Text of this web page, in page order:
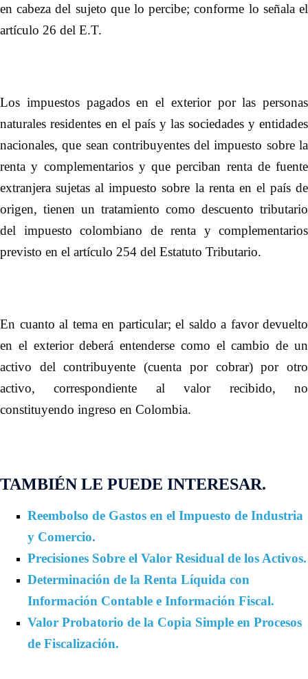
en cabeza del sujeto que lo percibe; conforme lo señala el
artículo 26 del E.T.
Los impuestos pagados en el exterior por las personas
naturales residentes en el país y las sociedades y entidades
nacionales, que sean contribuyentes del impuesto sobre la
renta y complementarios y que perciban renta de fuente
extranjera sujetas al impuesto sobre la renta en el país de
origen, tienen un tratamiento como descuento tributario
del impuesto colombiano de renta y complementarios
previsto en el artículo 254 del Estatuto Tributario.
En cuanto al tema en particular; el saldo a favor devuelto
en el exterior deberá entenderse como el cambio de un
activo del contribuyente (cuenta por cobrar) por otro
activo, correspondiente al valor recibido, no
constituyendo ingreso en Colombia.
TAMBIÉN LE PUEDE INTERESAR.
Reembolso de Gastos en el Impuesto de Industria
y Comercio.
Precisiones Sobre el Valor Residual de los Activos.
Determinación de la Renta Líquida con
Información Contable e Información Fiscal.
Valor Probatorio de la Copia Simple en Procesos
de Fiscalización.